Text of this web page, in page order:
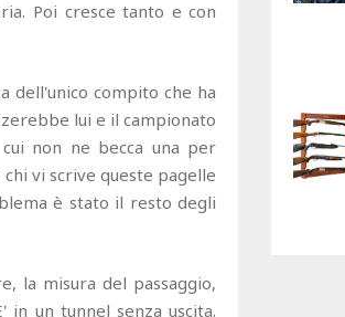
Poi cresce tanto e con
dell'unico compito che ha
lui e il campionato
non ne becca una per
vi scrive queste pagelle
è stato il resto degli
la misura del passaggio,
un tunnel senza uscita.